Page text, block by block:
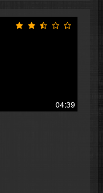
04:39